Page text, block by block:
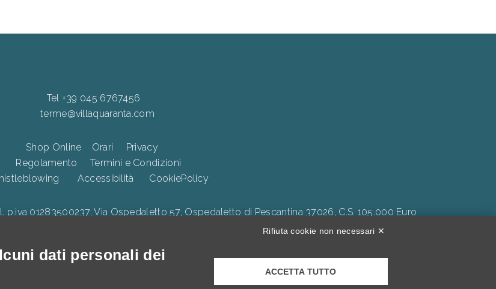
Tel +39 045 6767456
terme@villaquaranta.com
Shop Online Orari
Privacy
Regolamento
Termini e Condizioni
Accessibilità CookiePolicy
p.iva 01283500237, Via Ospedaletto 57, Ospedaletto di Pescantina 37026, C.S. 105.000 Euro
interventi di Innovazione digitale, Ecologica e di Inclusività."
Rifiuta cookie non necessari ✕
dati personali dei
ACCETTA TUTTO